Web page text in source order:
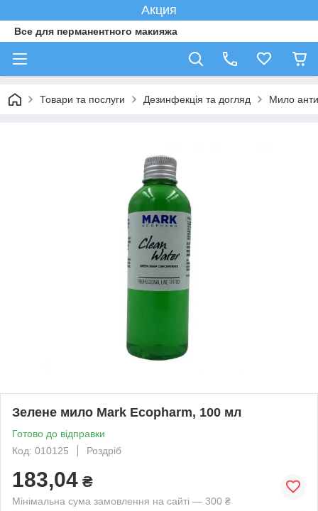
Акция
Все для перманентного макияжа
Товари та послуги Дезинфекція та догляд Мило
Зелене мило Mark Ecopharm, 100 мл
Готово до відправки
Код: 010125
Роздріб
183,04 ₴
Мінімальна сума замовлення на сайті — 300 ₴